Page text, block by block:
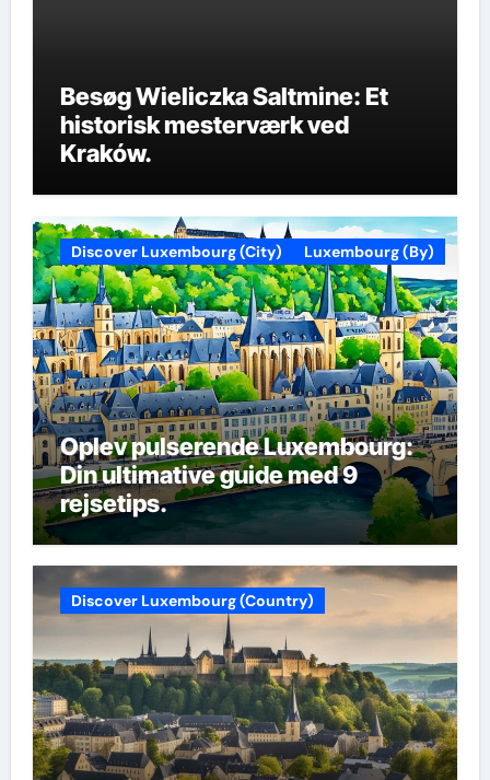
Besøg Wieliczka Saltmine: Et
historisk mesterværk ved
Kraków.
Discover Luxembourg (City) Luxembourg (By)
Oplev pulserende Luxembourg:
Din ultimative guide med 9
rejsetips.
Discover Luxembourg (Country)